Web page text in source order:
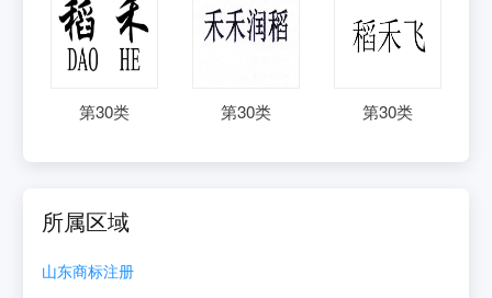
第30类 第30类 第30类
所属区域
山东商标注册